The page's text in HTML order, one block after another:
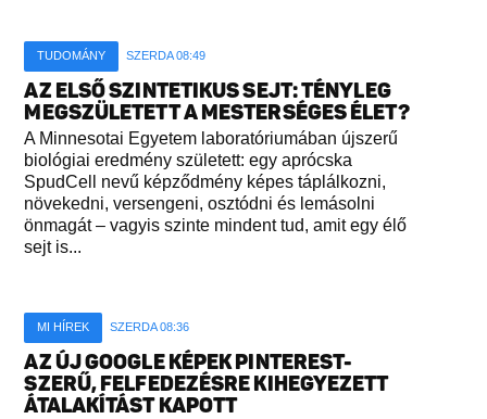
TUDOMÁNY SZERDA 08:49
AZ ELSŐ SZINTETIKUS SEJT: TÉNYLEG
MEGSZÜLETETT A MESTERSÉGES ÉLET?
A Minnesotai Egyetem laboratóriumában újszerű
biológiai eredmény született: egy aprócska
SpudCell nevű képződmény képes táplálkozni,
növekedni, versengeni, osztódni és lemásolni
önmagát – vagyis szinte mindent tud, amit egy élő
sejt is...
MI HÍREK SZERDA 08:36
AZ ÚJ GOOGLE KÉPEK PINTEREST-
SZERŰ, FELFEDEZÉSRE KIHEGYEZETT
ÁTALAKÍTÁST KAPOTT